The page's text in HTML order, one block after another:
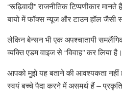
“रूढ़िवादी” राजनीतिक टिप्पणीकार
बायो में फॉक्स न्यूज और टाउन हॉल जैसी
लेकिन बेन्सन भी एक अपश्चातापी
व्यक्ति एडम वाइज से “विवाह” कर लिया है।
आपको मुझे यह बताने की आवश्यकता नहीं
स्वयं बच्चे पैदा करने में असमर्थ हैं –